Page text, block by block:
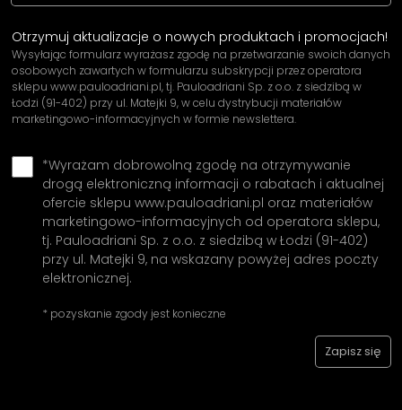
Otrzymuj aktualizacje o nowych produktach i promocjach!
Wysyłając formularz wyrażasz zgodę na przetwarzanie swoich danych
osobowych zawartych w formularzu subskrypcji przez operatora
sklepu www.pauloadriani.pl, tj. Pauloadriani Sp. z o.o. z siedzibą w
Łodzi (91-402) przy ul. Matejki 9, w celu dystrybucji materiałów
marketingowo-informacyjnych w formie newslettera.
*Wyrażam dobrowolną zgodę na otrzymywanie
drogą elektroniczną informacji o rabatach i aktualnej
ofercie sklepu www.pauloadriani.pl oraz materiałów
marketingowo-informacyjnych od operatora sklepu,
tj. Pauloadriani Sp. z o.o. z siedzibą w Łodzi (91-402)
przy ul. Matejki 9, na wskazany powyżej adres poczty
elektronicznej.
* pozyskanie zgody jest konieczne